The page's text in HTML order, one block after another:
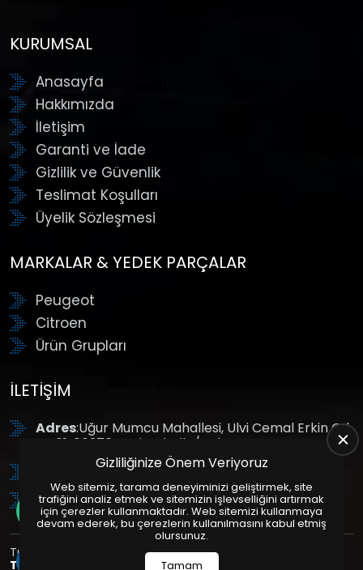
KURUMSAL
Anasayfa
Hakkımızda
İletişim
Garanti ve İade
Gizlilik ve Güvenlik
Teslimat Koşulları
Üyelik Sözleşmesi
MARKALAR & YEDEK PARÇALAR
Peugeot
Citroen
Ürün Grupları
İLETIŞIM
Adres:Uğur Mumcu Mahallesi, Ulvi Cemal Erkin Cd.
No:61, 06370 Yenimahalle/Ankara
: +90 (312) 354 8888
GSM: +90 (532) 343 4085
Tüm Hakları Saklıdır. | Bu site Us Yazılım
Tasarım
Paketleri ile Hazırlanmıştır. © 2025
Gizliliğinize Önem Veriyoruz
Web sitemiz, tarama deneyiminizi geliştirmek, site
trafiğini analiz etmek ve sitemizin işlevselliğini artırmak
için çerezler kullanmaktadır. Web sitemizi kullanmaya
devam ederek, bu çerezlerin kullanılmasını kabul etmiş
olursunuz.
Tamam